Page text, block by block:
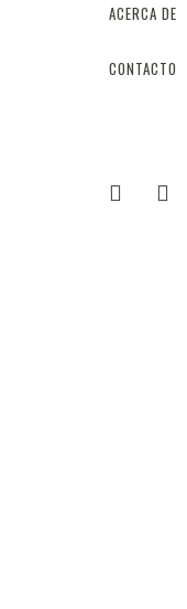
ACERCA DE
CONTACTO